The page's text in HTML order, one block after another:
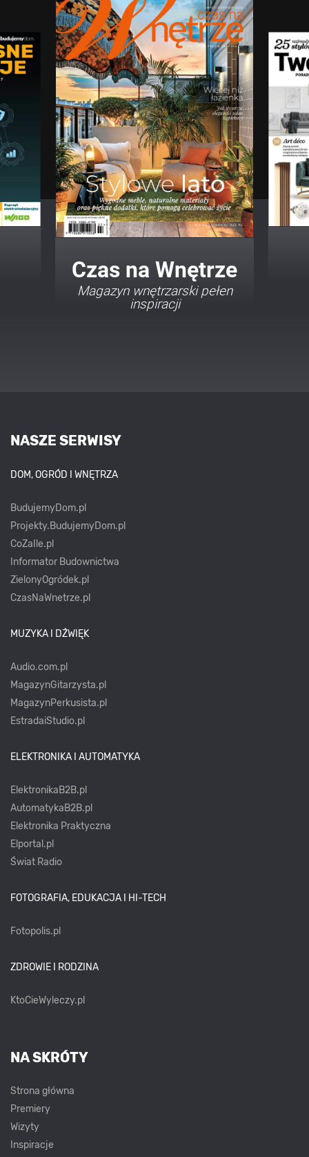
Twój Dom Twój Styl
Porady i inspiracje w
najmodniejszych stylach
NASZE SERWISY
DOM, OGRÓD I WNĘTRZA
BudujemyDom.pl
Projekty.BudujemyDom.pl
CoZaIle.pl
Informator Budownictwa
ZielonyOgródek.pl
CzasNaWnetrze.pl
MUZYKA I DŹWIĘK
Audio.com.pl
MagazynGitarzysta.pl
MagazynPerkusista.pl
EstradaiStudio.pl
ELEKTRONIKA I AUTOMATYKA
ElektronikaB2B.pl
AutomatykaB2B.pl
Elektronika Praktyczna
Elportal.pl
Świat Radio
FOTOGRAFIA, EDUKACJA I HI-TECH
Fotopolis.pl
ZDROWIE I RODZINA
KtoCieWyleczy.pl
NA SKRÓTY
Strona główna
Premiery
Wizyty
Inspiracje